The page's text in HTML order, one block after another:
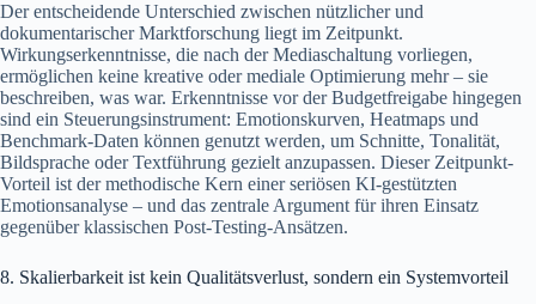
Der entscheidende Unterschied zwischen nützlicher und
dokumentarischer Marktforschung liegt im Zeitpunkt.
Wirkungserkenntnisse, die nach der Mediaschaltung vorliegen,
ermöglichen keine kreative oder mediale Optimierung mehr – sie
beschreiben, was war. Erkenntnisse vor der Budgetfreigabe hingegen
sind ein Steuerungsinstrument: Emotionskurven, Heatmaps und
Benchmark-Daten können genutzt werden, um Schnitte, Tonalität,
Bildsprache oder Textführung gezielt anzupassen. Dieser Zeitpunkt-
Vorteil ist der methodische Kern einer seriösen KI-gestützten
Emotionsanalyse – und das zentrale Argument für ihren Einsatz
gegenüber klassischen Post-Testing-Ansätzen.
8. Skalierbarkeit ist kein Qualitätsverlust, sondern ein Systemvorteil